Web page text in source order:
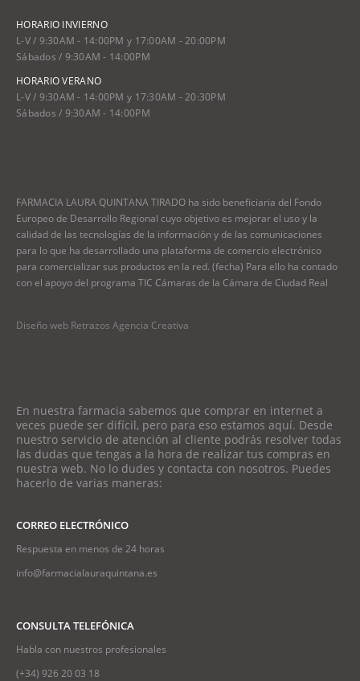
HORARIO INVIERNO
L-V / 9:30AM - 14:00PM y 17:00AM - 20:00PM
Sábados / 9:30AM - 14:00PM
HORARIO VERANO
L-V / 9:30AM - 14:00PM y 17:30AM - 20:30PM
Sábados / 9:30AM - 14:00PM
FARMACIA LAURA QUINTANA TIRADO ha sido beneficiaria del Fondo
Europeo de Desarrollo Regional cuyo objetivo es mejorar el uso y la
calidad de las tecnologías de la información y de las comunicaciones
para lo que ha desarrollado una plataforma de comercio electrónico
para comercializar sus productos en la red. (fecha) Para ello ha contado
con el apoyo del programa TIC Cámaras de la Cámara de Ciudad Real
Diseño web Retrazos Agencia Creativa
En nuestra farmacia sabemos que comprar en internet a
veces puede ser difícil, pero para eso estamos aquí. Desde
nuestro servicio de atención al cliente podrás resolver todas
las dudas que tengas a la hora de realizar tus compras en
nuestra web. No lo dudes y contacta con nosotros. Puedes
hacerlo de varias maneras:
CORREO ELECTRÓNICO
Respuesta en menos de 24 horas
info@farmacialauraquintana.es
CONSULTA TELEFÓNICA
Habla con nuestros profesionales
(+34) 926 20 03 18